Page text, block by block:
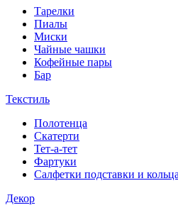
Тарелки
Пиалы
Миски
Чайные чашки
Кофейные пары
Бар
Текстиль
Полотенца
Скатерти
Тет-а-тет
Фартуки
Салфетки подставки и кольца
Декор